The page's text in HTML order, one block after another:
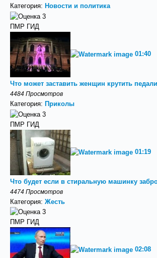
Категория: Новости и политика
ПМР ГИД
01:40
Что может заставить женщин крутить
4484 Просмотров
Категория: Приколы
ПМР ГИД
01:19
Что будет если в стиральную машинку
4474 Просмотров
Категория: Жесть
ПМР ГИД
02:08